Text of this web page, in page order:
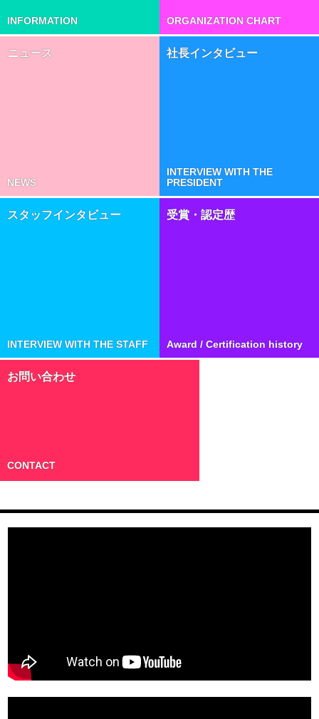
INFORMATION ORGANIZATION CHART
ニュース
NEWS
社長インタビュー
INTERVIEW WITH THE
PRESIDENT
スタッフインタビュー
INTERVIEW WITH THE STAFF
受賞・認定歴
Award / Certification history
お問い合わせ
CONTACT